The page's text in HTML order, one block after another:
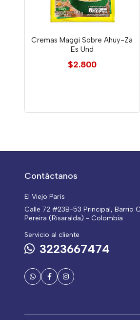
Cremas Maggi Sobre Ahuy-Za
Es Und
$2.800
Contáctanos
El Viejo París
Calle 72 #23B-53 Principal, Barrio
Pereira (Risaralda) - Colombia
Servicio al cliente
3223667474